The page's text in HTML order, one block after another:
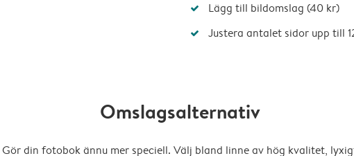
Lägg till bildomslag (40 kr)
Justera antalet sidor upp till
Omslagsalternativ
Gör din fotobok ännu mer speciell. Välj bland linne av hög kvalitet,